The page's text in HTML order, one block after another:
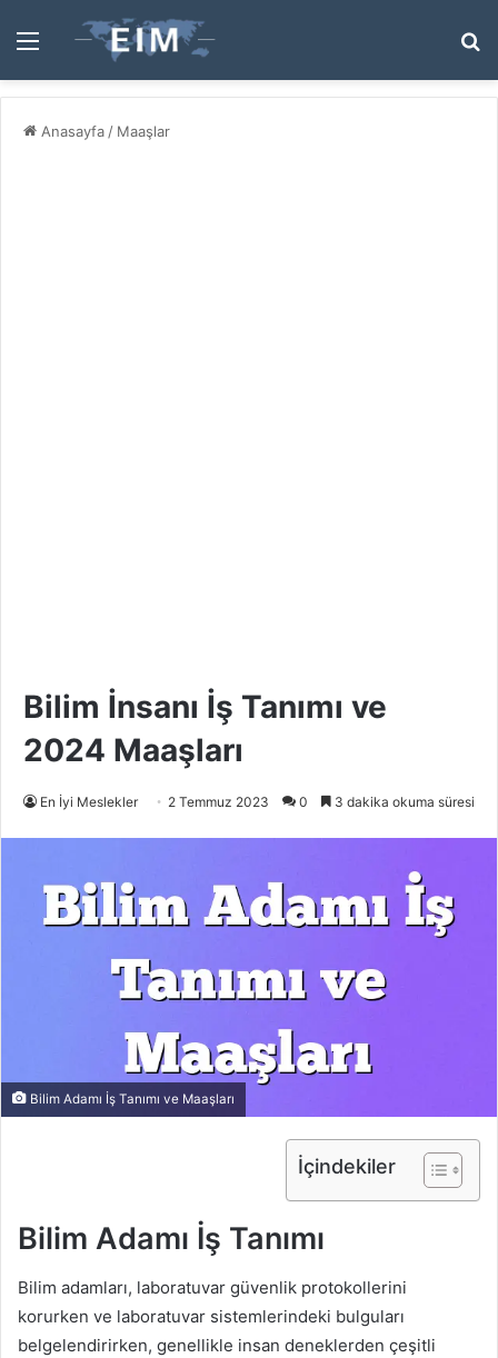
Menü
...
Anasayfa / Maaşlar
Bilim İnsanı İş Tanımı ve
2024 Maaşları
En İyi Meslekler 2 Temmuz 2023 0 3 dakika okuma süresi
Bilim Adamı İş Tanımı ve Maaşları
İçindekiler
Bilim Adamı İş Tanımı
Bilim adamları, laboratuvar güvenlik protokollerini
korurken ve laboratuvar sistemlerindeki bulguları
belgelendirirken, genellikle insan deneklerden çeşitli